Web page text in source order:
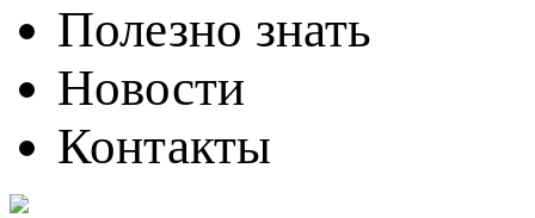
Полезно знать
Новости
Контакты